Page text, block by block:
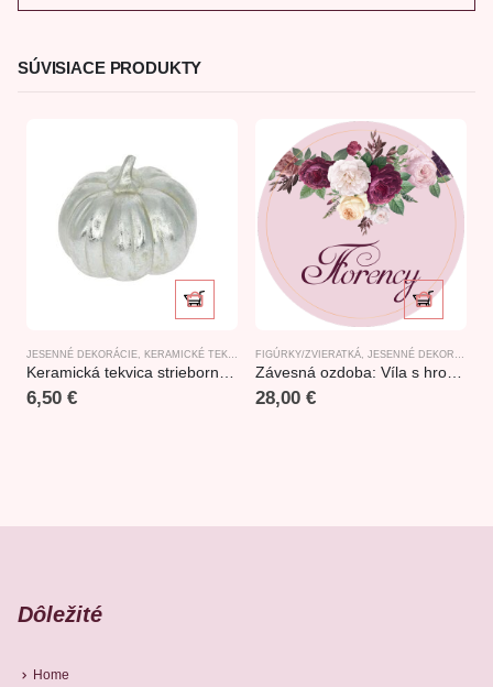
SÚVISIACE PRODUKTY
JESENNÉ DEKORÁCIE KERAMICKÉ TEKVICE
6,50 €
FIGÚRKY/ZVIERATKÁ JESENNÉ DEKORÁCIE
28,00 €
Dôležité
Home